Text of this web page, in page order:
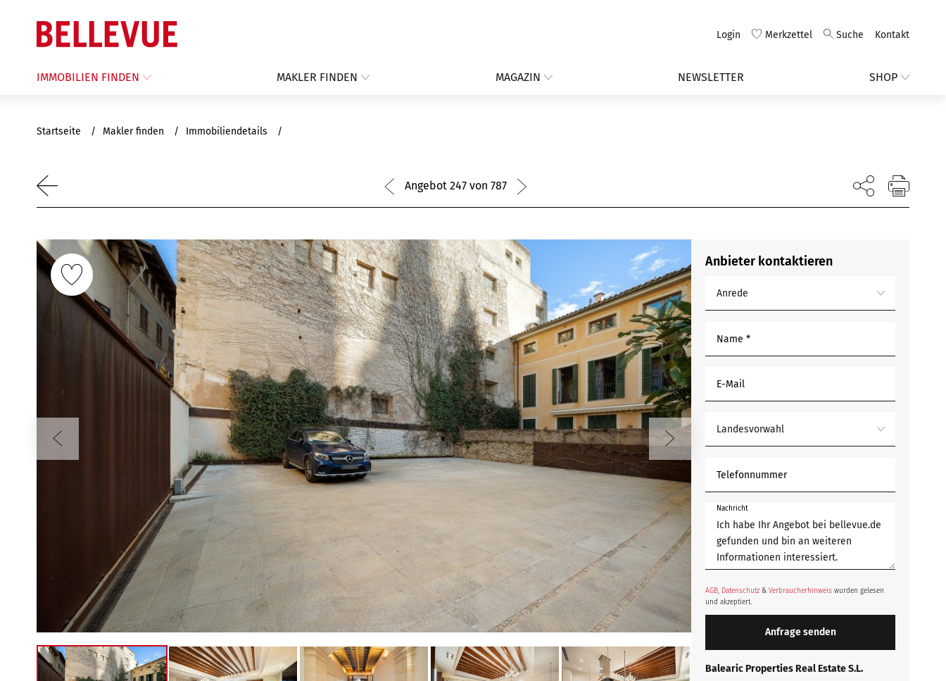
Login Merkzettel Suche Kontakt
IMMOBILIEN FINDEN MAKLER FINDEN MAGAZIN NEWSLETTER SHOP
Startseite Makler finden Immobiliendetails
Angebot 247 von 787
Anbieter kontaktieren
Anrede
Name *
E-Mail
Landesvorwahl
Telefonnummer
Nachricht
AGB, Datenschutz & Verbraucherhinweis wurden gelesen
und akzeptiert.
Balearic Properties Real Estate S.L.